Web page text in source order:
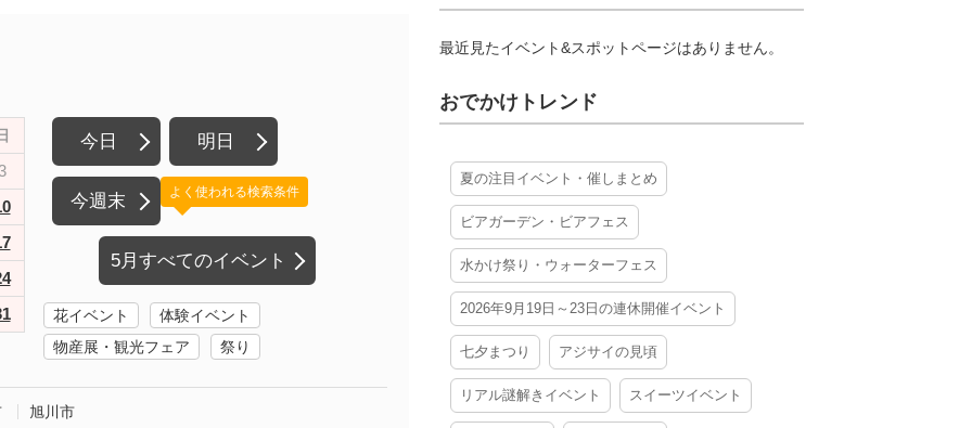
今日 明日
今週末
5月すべてのイベント
よく使われる検索条件
花イベント
体験イベント
物産展・観光フェア
祭り
旭川市
最近見たイベント&スポットページはありません。
おでかけトレンド
夏の注目イベント・催しまとめ
ビアガーデン・ビアフェス
水かけ祭り・ウォーターフェス
2026年9月19日～23日の連休開催イベント
七夕まつり アジサイの見頃
リアル謎解きイベント スイーツイベント